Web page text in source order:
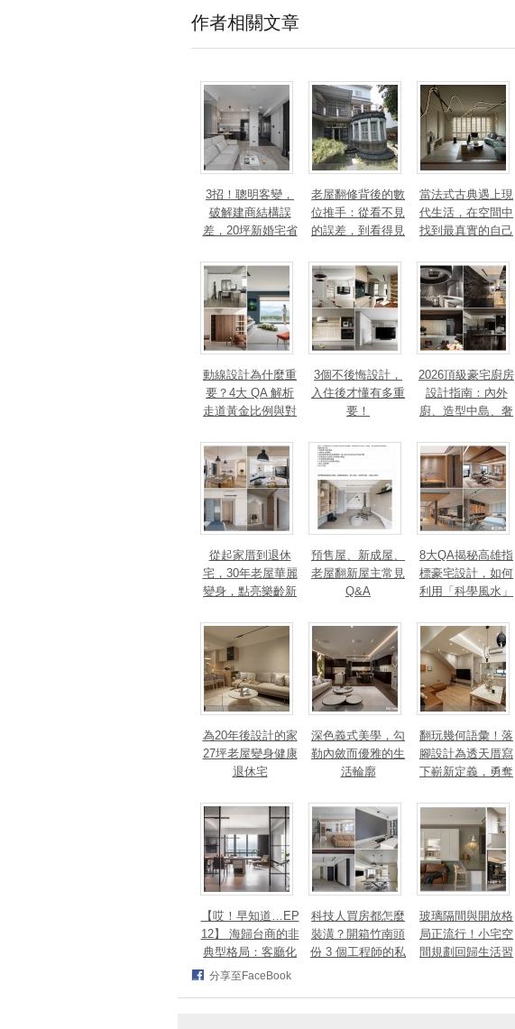
作者相關文章
3招！聰明客變，
破解建商結構誤
差，20坪新婚宅省
錢
老屋翻修背後的數
位推手：從看不見
的誤差，到看得見
當法式古典遇上現
代生活，在空間中
找到最真實的自己
動線設計為什麼重
要？4大 QA 解析
走道黃金比例與對
3個不後悔設計，
入住後才懂有多重
要！
2026頂級豪宅廚房
設計指南：內外
廚、造型中島、奢
讓廚房從空間配角
變主角！
從起家厝到退休
宅，30年老屋華麗
變身，點亮樂齡新
法、英指標設計大
獎！
預售屋、新成屋、
老屋翻新屋主常見
Q&A
8大QA揭秘高雄指
標豪宅設計，如何
利用「科學風水」
量磁場？
為20年後設計的家
27坪老屋變身健康
退休宅
深色義式美學，勾
勒內斂而優雅的生
活輪廓
翻玩幾何語彙！落
腳設計為透天厝寫
下嶄新定義，勇奪
TAN 國際大獎
【哎！早知道…EP
12】 海歸台商的非
典型格局：客廳化
身面海創作空間，
科技人買房都怎麼
裝潢？開箱竹南頭
份 3 個工程師的私
玻璃隔間與開放格
局正流行！小宅空
間規劃回歸生活習
分享至FaceBook